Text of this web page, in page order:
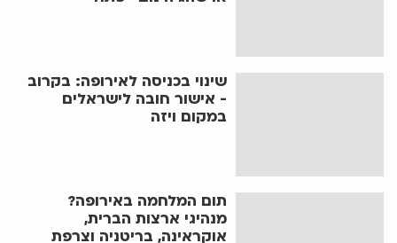
שינוי בכניסה לאירופה: בקרוב
- אישור חובה לישראלים
במקום ויזה
תום המלחמה באירופה?
מנהיגי ארצות הברית,
אוקראינה, בריטניה וצרפת